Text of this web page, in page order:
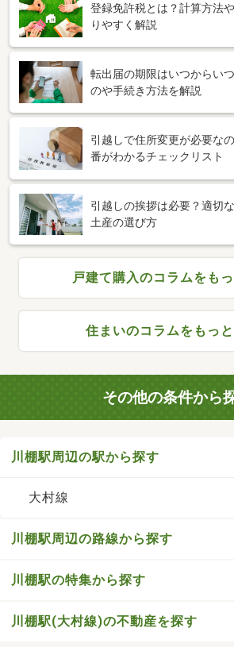
登録免許税とは？計算方法
りやすく解説
転出届の期限はいつからい
のや手続き方法を解説
引越しで住所変更が必要な
番がわかるチェックリスト
引越しの挨拶は必要？適切
土産の選び方
戸建て購入のコラムをも
住まいのコラムをもっ
その他の条件から
川棚駅周辺の駅から探す
大村線
川棚駅周辺の路線から探す
川棚駅の特集から探す
川棚駅(大村線)の不動産を探す